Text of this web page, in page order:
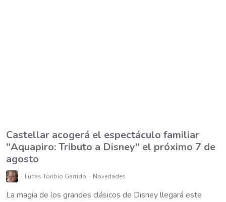
Castellar acogerá el espectáculo familiar
"Aquapiro: Tributo a Disney" el próximo 7 de
agosto
Lucas Toribio Garrido Novedades
La magia de los grandes clásicos de Disney llegará este